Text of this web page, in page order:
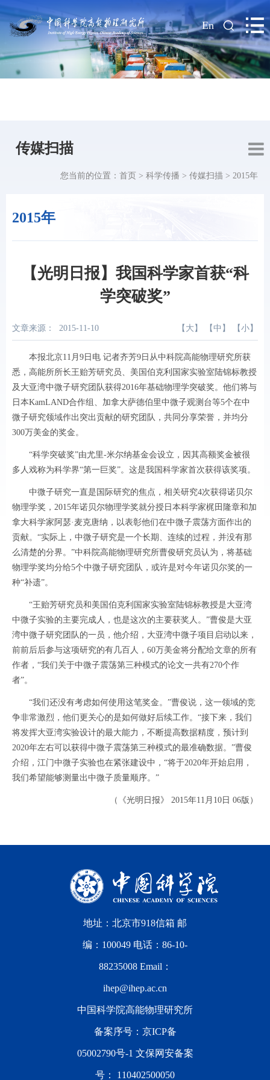
| En
传媒扫描
2015年
您当前的位置： 首页 > 科学传播 > 传媒扫描 > 2015年
【光明日报】我国科学家首获“科
学突破奖”
文章来源： 2015-11-10 【 大 】 【 中 】 【 小 】
本报北京11月9日电 记者齐芳9日从中科院高能物理研究所获
悉，高能所所长王贻芳研究员、美国伯克利国家实验室陆锦标教授
及大亚湾中微子研究团队获得2016年基础物理学突破奖。他们将与
日本KamLAND合作组、加拿大萨德伯里中微子观测台等5个在中
微子研究领域作出突出贡献的研究团队，共同分享荣誉，并均分
300万美金的奖金。
“科学突破奖”由尤里-米尔纳基金会设立，因其高额奖金被很
多人戏称为科学界“第一巨奖”。这是我国科学家首次获得该奖项。
中微子研究一直是国际研究的焦点，相关研究4次获得诺贝尔
物理学奖，2015年诺贝尔物理学奖就分授日本科学家梶田隆章和加
拿大科学家阿瑟·麦克唐纳，以表彰他们在中微子震荡方面作出的
贡献。“实际上，中微子研究是一个长期、连续的过程，并没有那
么清楚的分界。”中科院高能物理研究所曹俊研究员认为，将基础
物理学奖均分给5个中微子研究团队，或许是对今年诺贝尔奖的一
种“补遗”。
“王贻芳研究员和美国伯克利国家实验室陆锦标教授是大亚湾
中微子实验的主要完成人，也是这次的主要获奖人。”曹俊是大亚
湾中微子研究团队的一员，他介绍，大亚湾中微子项目启动以来，
前前后后参与这项研究的有几百人，60万美金将分配给文章的所有
作者，“我们关于中微子震荡第三种模式的论文一共有270个作
者”。
“我们还没有考虑如何使用这笔奖金。”曹俊说，这一领域的竞
争非常激烈，他们更关心的是如何做好后续工作。“接下来，我们
将发挥大亚湾实验设计的最大能力，不断提高数据精度，预计到
2020年左右可以获得中微子震荡第三种模式的最准确数据。”曹俊
介绍，江门中微子实验也在紧张建设中，“将于2020年开始启用，
我们希望能够测量出中微子质量顺序。”
（《光明日报》 2015年11月10日 06版）
地址：北京市918信箱 邮
编：100049 电话：86-10-
88235008 Email：
ihep@ihep.ac.cn
中国科学院高能物理研究所
备案序号： 京ICP备
05002790号-1 文保网安备案
号： 110402500050